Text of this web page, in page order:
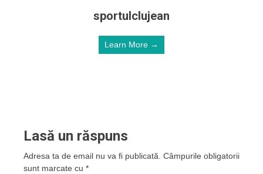
sportulclujean
Learn More →
Lasă un răspuns
Adresa ta de email nu va fi publicată. Câmpurile obligatorii
sunt marcate cu *